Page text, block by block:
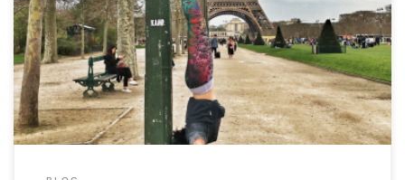
dem wir Motivationssprüche bewerten, die einem fast täglich ins
Gesicht springen: „Glaube an Dich, dann kannst Du alles schaffen!“
„Die Frage ist nicht, ob man muss oder kann. Die Frage ist, ob und
was man wirklich will.“ Wir bewerten diese […]